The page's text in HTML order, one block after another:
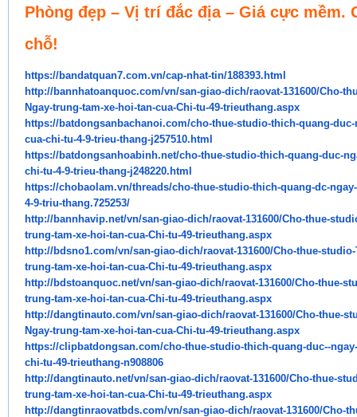
Phòng đẹp – Vị trí đắc địa – Giá cực mềm.
chỗ!
https://bandatquan7.com.vn/cap-nhat-tin/188393.html
http://bannhatoanquoc.com/vn/san-giao-dich/raovat-131600/Cho-
Ngay-trung-tam-xe-hoi-tan-cua-Chi-tu-49-trieuthang.aspx
https://batdongsanbachanoi.com/cho-thue-studio-thich-quang-
cua-chi-tu-4-9-trieu-thang-j257510.html
https://batdongsanhoabinh.net/cho-thue-studio-thich-quang-duc-
chi-tu-4-9-trieu-thang-j248220.html
https://chobaolam.vn/threads/cho-thue-studio-thich-quang-dc-
4-9-triu-thang.725253/
http://bannhavip.net/vn/san-giao-dich/raovat-131600/Cho-thue-
trung-tam-xe-hoi-tan-cua-Chi-tu-49-trieuthang.aspx
http://bdsno1.com/vn/san-giao-dich/raovat-131600/Cho-thue-studio-
trung-tam-xe-hoi-tan-cua-Chi-tu-49-trieuthang.aspx
http://bdstoanquoc.net/vn/san-giao-dich/raovat-131600/Cho-thue-
trung-tam-xe-hoi-tan-cua-Chi-tu-49-trieuthang.aspx
http://dangtinauto.com/vn/san-giao-dich/raovat-131600/Cho-thue-
Ngay-trung-tam-xe-hoi-tan-cua-Chi-tu-49-trieuthang.aspx
https://clipbatdongsan.com/cho-thue-studio-thich-quang-duc--
chi-tu-49-trieuthang-n908806
http://dangtinauto.net/vn/san-giao-dich/raovat-131600/Cho-thue-
trung-tam-xe-hoi-tan-cua-Chi-tu-49-trieuthang.aspx
http://dangtinraovatbds.com/vn/san-giao-dich/raovat-131600/Cho-